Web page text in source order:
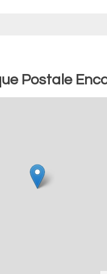
Postale